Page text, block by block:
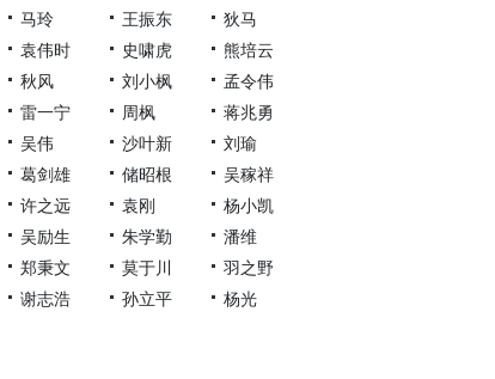
马玲
王振东
狄马
袁伟时
史啸虎
熊培云
秋风
刘小枫
孟令伟
雷一宁
周枫
蒋兆勇
吴伟
沙叶新
刘瑜
葛剑雄
储昭根
吴稼祥
许之远
袁刚
杨小凯
吴励生
朱学勤
潘维
郑秉文
莫于川
羽之野
谢志浩
孙立平 杨光